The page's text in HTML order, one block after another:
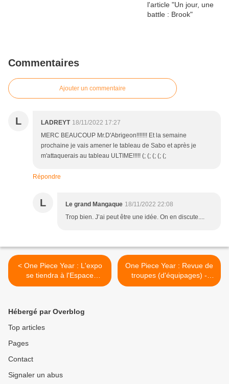
Commentaires
Ajouter un commentaire
L LADREYT 18/11/2022 17:27
MERC BEAUCOUP Mr.D'Abrigeon!!!!!!! Et la semaine
prochaine je vais amener le tableau de Sabo et après je
m'attaquerais au tableau ULTIME!!!!! (; (; (; (; (;
Répondre
L Le grand Mangaque 18/11/2022 22:08
Trop bien. J’ai peut être une idée. On en discute....
< One Piece Year : L'expo
se tiendra à l'Espace
Lienhart (11/102)
One Piece Year : Revue de
troupes (d'équipages) -
13/102 >
Hébergé par Overblog
Top articles
Pages
Contact
Signaler un abus